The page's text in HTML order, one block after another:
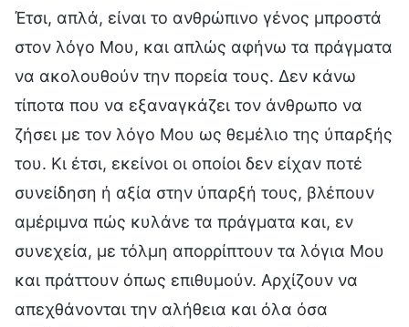
Έτσι, απλά, είναι το ανθρώπινο γένος μπροστά
στον λόγο Μου, και απλώς αφήνω τα πράγματα
να ακολουθούν την πορεία τους. Δεν κάνω
τίποτα που να εξαναγκάζει τον άνθρωπο να
ζήσει με τον λόγο Μου ως θεμέλιο της ύπαρξής
του. Κι έτσι, εκείνοι οι οποίοι δεν είχαν ποτέ
συνείδηση ή αξία στην ύπαρξή τους, βλέπουν
αμέριμνα πώς κυλάνε τα πράγματα και, εν
συνεχεία, με τόλμη απορρίπτουν τα λόγια Μου
και πράττουν όπως επιθυμούν. Αρχίζουν να
απεχθάνονται την αλήθεια και όλα όσα